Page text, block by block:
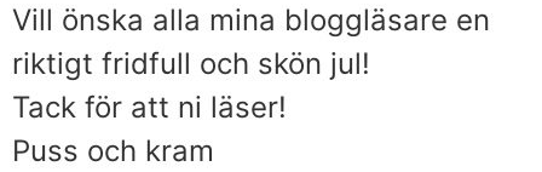
Vill önska alla mina bloggläsare en
riktigt fridfull och skön jul!
Tack för att ni läser!
Puss och kram